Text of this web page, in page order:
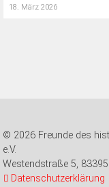
18. März 2026
© 2026 Freunde des
e.V.
Westendstraße 5,
Datenschutzerklärung